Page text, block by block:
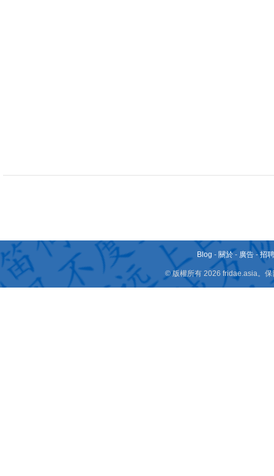
Blog - 關於 - 廣告 -招
© 版權所有 2026 fridae.asia。